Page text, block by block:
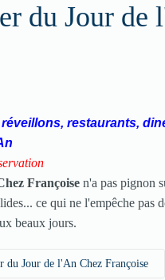
du Jour de
restaurants,
Françoise n'a pas pignon
ce qui ne l'empêche pas
beaux jours.
du Jour de l'An Chez Françoise